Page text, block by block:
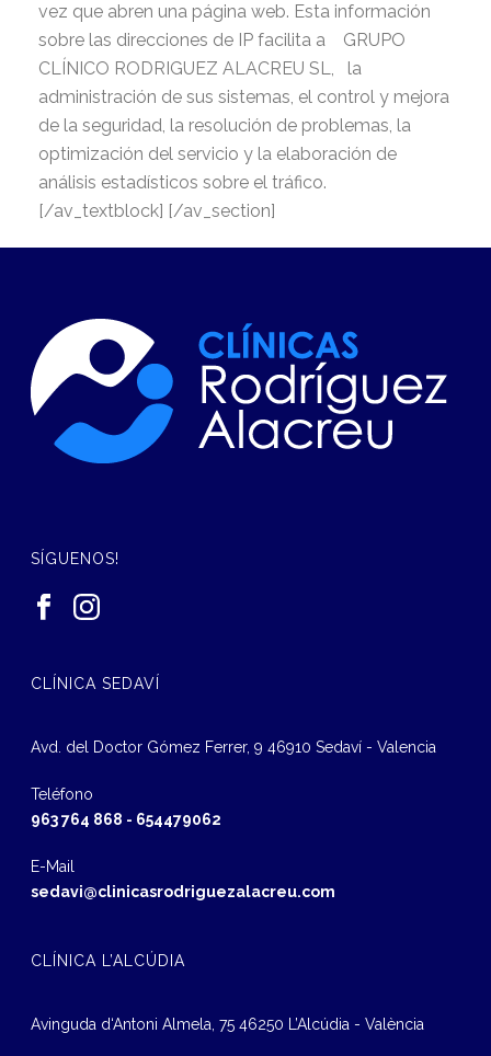
vez que abren una página web. Esta información
sobre las direcciones de IP facilita a GRUPO
CLÍNICO RODRIGUEZ ALACREU SL, la
administración de sus sistemas, el control y mejora
de la seguridad, la resolución de problemas, la
optimización del servicio y la elaboración de
análisis estadísticos sobre el tráfico.
[/av_textblock] [/av_section]
SÍGUENOS!
CLÍNICA SEDAVÍ
Avd. del Doctor Gómez Ferrer, 9 46910 Sedaví - Valencia
Teléfono
963 764 868 - 654479062
E-Mail
sedavi@clinicasrodriguezalacreu.com
CLÍNICA L’ALCÚDIA
Avinguda d‘Antoni Almela, 75 46250 L’Alcúdia - València